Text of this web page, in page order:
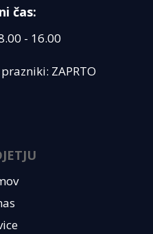
čas:
- 16.00
ZAPRTO